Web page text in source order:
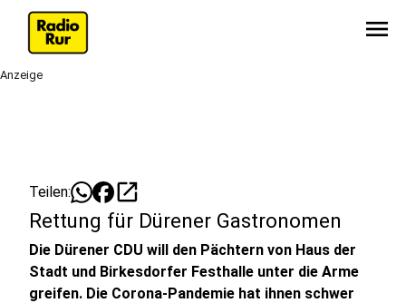
menu
Anzeige
Teilen: open_in_new
Rettung für Dürener Gastronomen
Die Dürener CDU will den Pächtern von Haus der
Stadt und Birkesdorfer Festhalle unter die Arme
greifen. Die Corona-Pandemie hat ihnen schwer